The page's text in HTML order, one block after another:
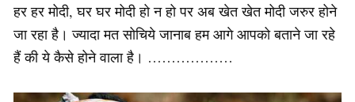
हर हर मोदी, घर घर मोदी हो न हो पर अब खेत खेत मोदी जरुर होने
जा रहा है। ज्यादा मत सोचिये जानाब हम आगे आपको बताने जा रहे
हैं की ये कैसे होने वाला है। ………………